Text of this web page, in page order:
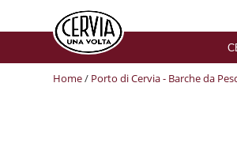
Home/ Porto di Cervia - Barche da